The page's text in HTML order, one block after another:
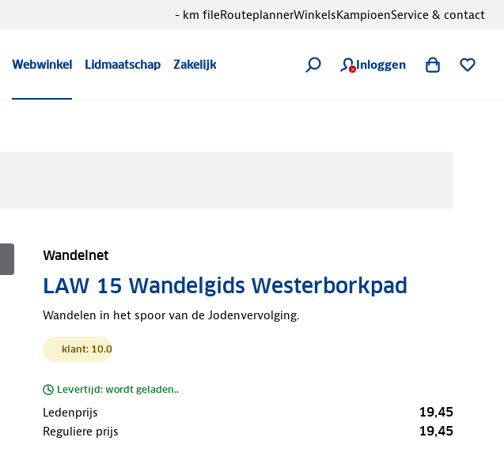
Webwinkel Lidmaatschap Zakelijk Inloggen
- km fileRouteplannerWinkelsKampioenService & contact
Wandelnet
LAW 15 Wandelgids Westerborkpad
Wandelen in het spoor van de Jodenvervolging.
klant: 10.0
Levertijd: wordt geladen..
Ledenprijs 19,45
Reguliere prijs 19,45